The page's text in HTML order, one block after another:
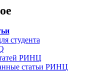
студента
РИНЦ
статьи РИНЦ